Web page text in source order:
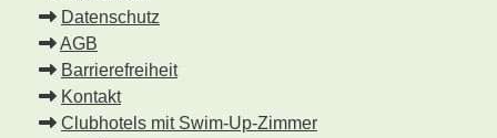
Datenschutz
AGB
Barrierefreiheit
Kontakt
Clubhotels mit Swim-Up-Zimmer